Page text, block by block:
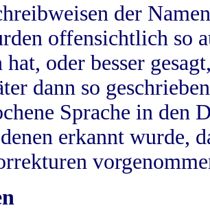
der
offensichtlich so
hat, oder besser
dann so
Sprache in
erkannt wurde,